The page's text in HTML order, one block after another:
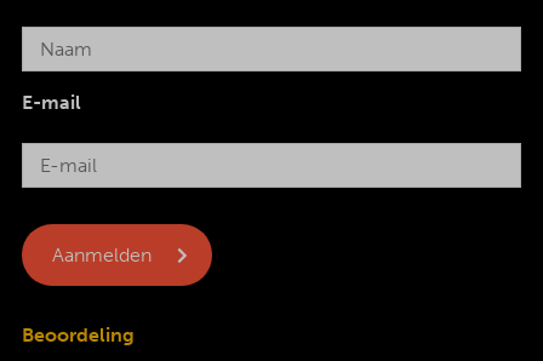
E-mail
Beoordeling